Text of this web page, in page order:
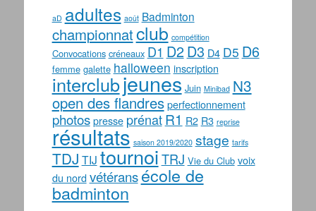
aD adultes août Badminton
championnatclub compétition
Convocations créneaux D1 D2 D3 D4 D5 D6
femme galette halloween inscription
interclubjeunes Juin Minibad N3
open des flandres perfectionnement
photos presse prénat R1 R2 R3 reprise
résultats saison 2019/2020 stage tarifs
TDJ TIJ tournoiTRJ Vie du Club voix
du nord vétéransécole de
badminton